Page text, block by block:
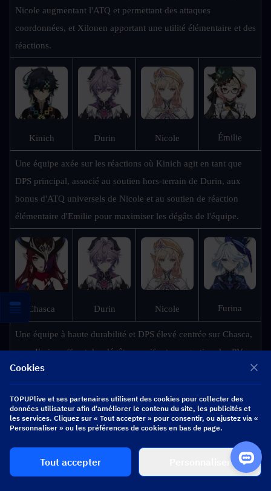
Nicole augmentant l'ATQ et permettant des attaques
coordonnées, et Xilonen apportant une utilité élémentaire et des
réactions.
Kinich Durin Nicole Émilie
Une équipe axée sur les réactions où Kinich agit en tant que
DPS principal, associé au soutien hors-terrain de Durin, aux
bonus d'ATQ universels de Nicole et au soutien de réaction
élémentaire d'Emilie pour maximiser les dégâts de l'équipe.
Chasca Durin Nicole Furina
Une équipe à haute durabilité et DPS élevé centrée sur Chasca,
avec Furina offrant des dégâts massifs et une gestion des PV
pour toute l'équipe, les bonus d'ATQ et le bouclier de Nicole,
ainsi que les attaques coordonnées de Durin pour amplifier le
rendement global de l'équipe.
▍Conclusion
Cookies
TOPUPlive et ses partenaires utilisent des cookies pour collecter des
données utilisateur afin d'améliorer le contenu du site, les publicités et
les services. Cliquez sur « Tout accepter » pour consentir, ou ajustez via «
Personnaliser » ou les préférences de cookies en bas de page.
Tout accepter Personnaliser